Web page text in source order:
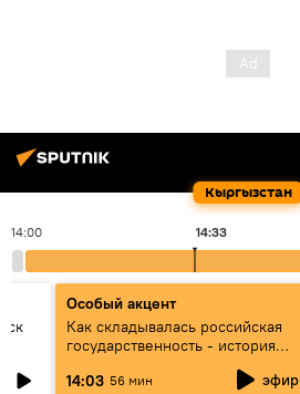
Кыргызстан
14:00 14:33
Особый акцент
Как складывалась российская
государственность - история
России и геополитика Евразии
глазами аналитиков
14:03 56 мин эфир